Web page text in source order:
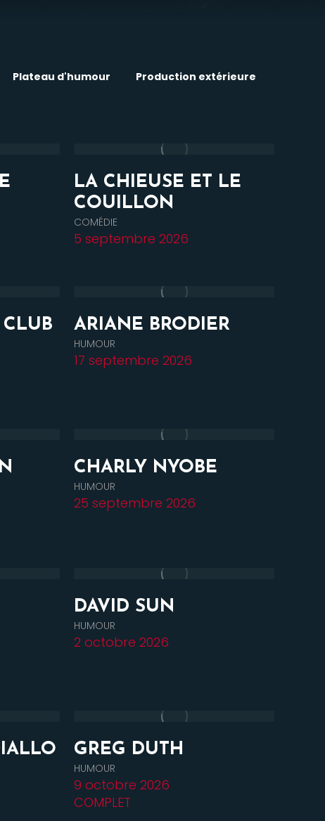
Plateau d'humour
Production extérieure
LA CHIEUSE ET LE
COUILLON
COMÉDIE
5 septembre 2026
ARIANE BRODIER
HUMOUR
17 septembre 2026
CHARLY NYOBE
HUMOUR
25 septembre 2026
DAVID SUN
HUMOUR
2 octobre 2026
GREG DUTH
HUMOUR
9 octobre 2026
COMPLET